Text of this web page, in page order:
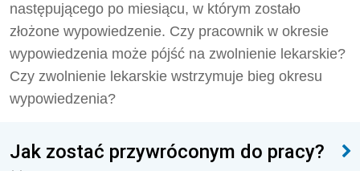
następującego po miesiącu, w którym zostało
złożone wypowiedzenie. Czy pracownik w okresie
wypowiedzenia może pójść na zwolnienie lekarskie?
Czy zwolnienie lekarskie wstrzymuje bieg okresu
wypowiedzenia?
Jak zostać przywróconym do pracy?